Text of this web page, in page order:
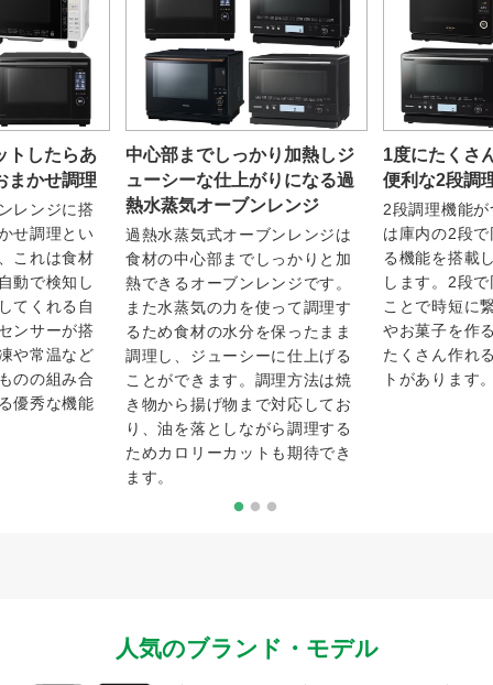
トしたらあ
まかせ調理
レンジに搭
せ調理とい
これは食材
動で検知し
てくれる自
ンサーが搭
や常温など
のの組み合
優秀な機能
中心部までしっかり加熱しジ
ューシーな仕上がりになる過
熱水蒸気オーブンレンジ
過熱水蒸気式オーブンレンジは
食材の中心部までしっかりと加
熱できるオーブンレンジです。
また水蒸気の力を使って調理す
るため食材の水分を保ったまま
調理し、ジューシーに仕上げる
ことができます。調理方法は焼
き物から揚げ物まで対応してお
り、油を落としながら調理する
ためカロリーカットも期待でき
ます。
1度にたくさ
便利な2段調
2段調理機能
は庫内の2段
る機能を搭載
します。2段
ことで時短に
やお菓子を作
たくさん作れ
トがあります
人気のブランド・モデル